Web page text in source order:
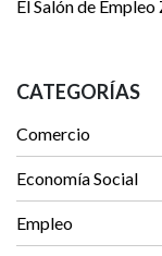
El Salón de
CATEGORÍAS
Comercio
Economía Social
Empleo